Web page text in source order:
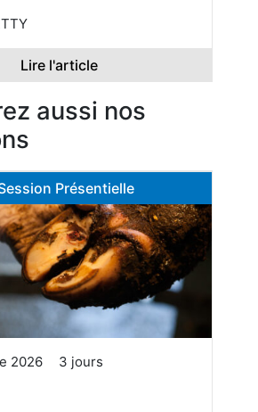
Lire l'article
aussi nos
Présentielle
2026 3 jours